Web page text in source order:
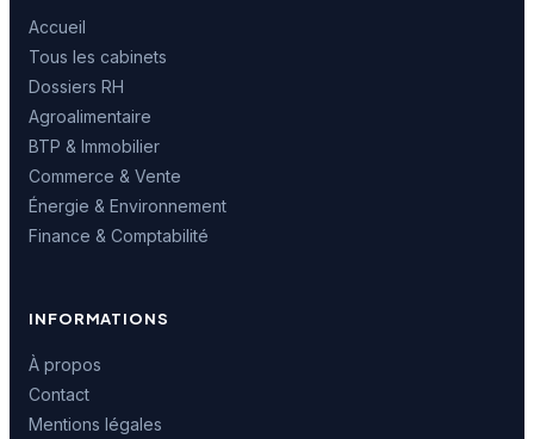
Accueil
Tous les cabinets
Dossiers RH
Agroalimentaire
BTP & Immobilier
Commerce & Vente
Énergie & Environnement
Finance & Comptabilité
INFORMATIONS
À propos
Contact
Mentions légales